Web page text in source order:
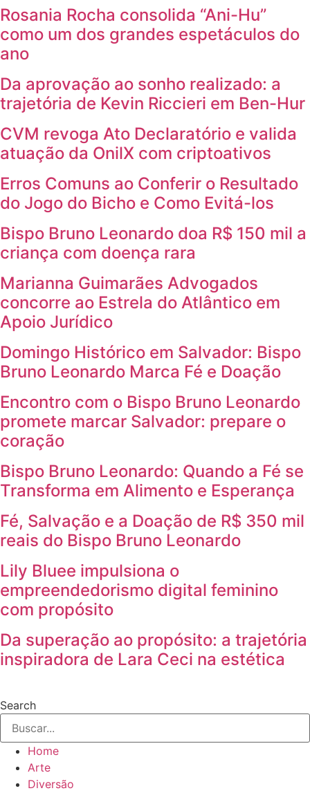
Rosania Rocha consolida “Ani-Hu”
como um dos grandes espetáculos do
ano
Da aprovação ao sonho realizado: a
trajetória de Kevin Riccieri em Ben-Hur
CVM revoga Ato Declaratório e valida
atuação da OnilX com criptoativos
Erros Comuns ao Conferir o Resultado
do Jogo do Bicho e Como Evitá-los
Bispo Bruno Leonardo doa R$ 150 mil a
criança com doença rara
Marianna Guimarães Advogados
concorre ao Estrela do Atlântico em
Apoio Jurídico
Domingo Histórico em Salvador: Bispo
Bruno Leonardo Marca Fé e Doação
Encontro com o Bispo Bruno Leonardo
promete marcar Salvador: prepare o
coração
Bispo Bruno Leonardo: Quando a Fé se
Transforma em Alimento e Esperança
Fé, Salvação e a Doação de R$ 350 mil
reais do Bispo Bruno Leonardo
Lily Bluee impulsiona o
empreendedorismo digital feminino
com propósito
Da superação ao propósito: a trajetória
inspiradora de Lara Ceci na estética
Search
Home
Arte
Diversão